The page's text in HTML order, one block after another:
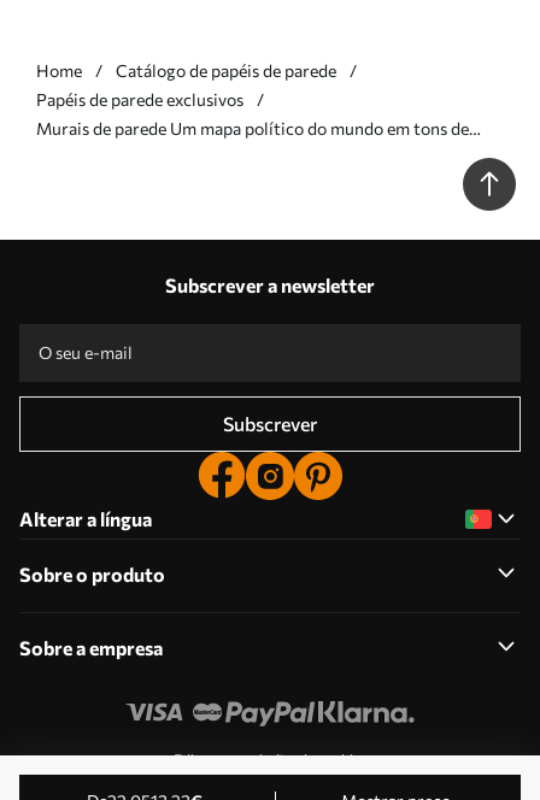
Home
Catálogo de papéis de parede
Papéis de parede exclusivos
Murais de parede Um mapa político do mundo em tons de
Subscrever a newsletter
Subscrever
Alterar a língua
Sobre o produto
Sobre a empresa
Edite as permissões de cookies
© 2011-2026 Uwalls . Todos os direitos reservados.